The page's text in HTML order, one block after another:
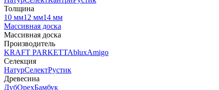
Толщина
10 мм12 мм14 мм
Массивная доска
Массивная доска
Производитель
KRAFT PARKETTAbluxAmigo
Селекция
НатурСелектРустик
Древесина
ДубОрехБамбук